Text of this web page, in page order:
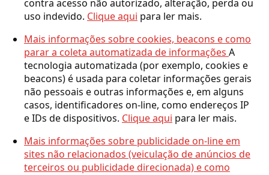
contra acesso não autorizado, alteração, perda ou
uso indevido. Clique aqui para ler mais.
Mais informações sobre cookies, beacons e como
parar a coleta automatizada de informações A
tecnologia automatizada (por exemplo, cookies e
beacons) é usada para coletar informações gerais
não pessoais e outras informações e, em alguns
casos, identificadores on-line, como endereços IP
e IDs de dispositivos. Clique aqui para ler mais.
Mais informações sobre publicidade on-line em
sites não relacionados (veiculação de anúncios de
terceiros ou publicidade direcionada) e como